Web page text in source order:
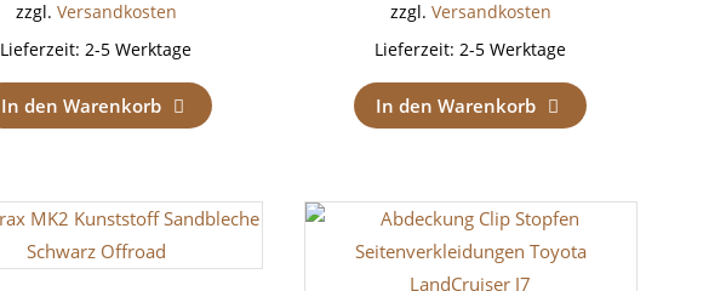
zzgl. Versandkosten
Lieferzeit:2-5 Werktage
In den Warenkorb
zzgl. Versandkosten
Lieferzeit:2-5 Werktage
In den Warenkorb